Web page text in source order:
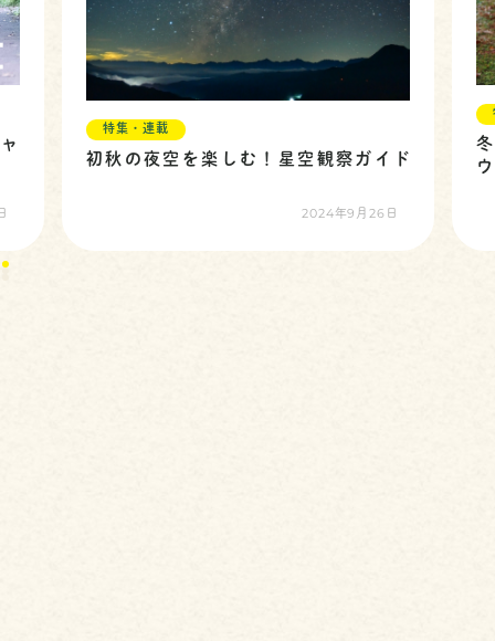
特集・連載
初秋の夜空を楽しむ！星空観察ガイド
2024年9月26日